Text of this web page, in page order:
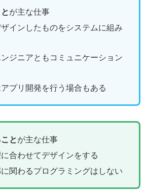
が主な仕事
インしたものをシステムに組み
ジニアともコミュニケーション
プリ開発を行う場合もある
とが主な仕事
合わせてデザインをする
関わるプログラミングはしない